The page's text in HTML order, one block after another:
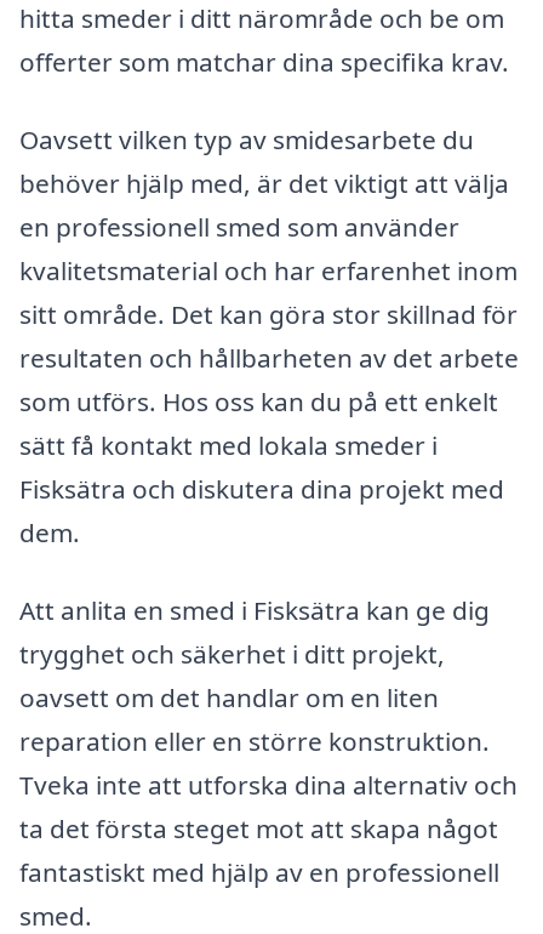
hitta smeder i ditt närområde och be om
offerter som matchar dina specifika krav.
Oavsett vilken typ av smidesarbete du
behöver hjälp med, är det viktigt att välja
en professionell smed som använder
kvalitetsmaterial och har erfarenhet inom
sitt område. Det kan göra stor skillnad för
resultaten och hållbarheten av det arbete
som utförs. Hos oss kan du på ett enkelt
sätt få kontakt med lokala smeder i
Fisksätra och diskutera dina projekt med
dem.
Att anlita en smed i Fisksätra kan ge dig
trygghet och säkerhet i ditt projekt,
oavsett om det handlar om en liten
reparation eller en större konstruktion.
Tveka inte att utforska dina alternativ och
ta det första steget mot att skapa något
fantastiskt med hjälp av en professionell
smed.